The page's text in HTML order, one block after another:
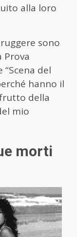
alla loro
sono
Prova
“Scena del
hanno il
della
mio
morti